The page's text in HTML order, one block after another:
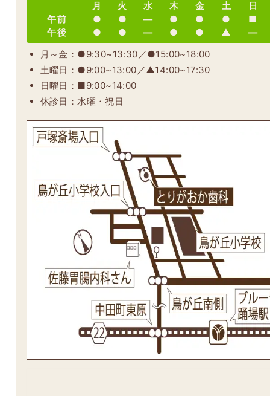
月 火 水 木 金 土
日
午前
● ● ― ● ● ●
■
午後
● ● ― ● ● ▲
―
月～金：●9:30~13:30／●15:00~18:00
土曜日：●9:00~13:00／▲14:00~17:30
日曜日：■9:00~14:00
休診日：水曜・祝日